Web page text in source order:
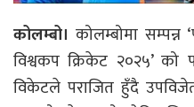
कोलम्बो। कोलम्बोमा सम्पन्न
विश्वकप क्रिकेट २०२५’
विकेटले पराजित हुँदै